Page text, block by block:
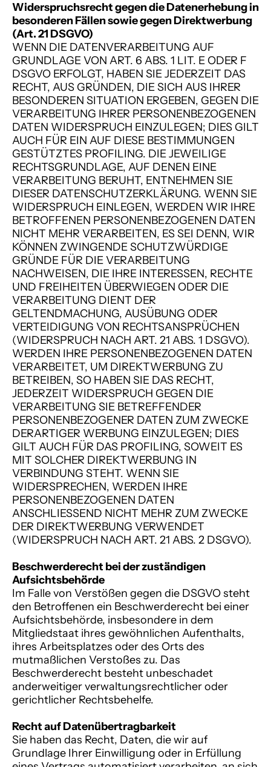
Widerspruchsrecht gegen die Datenerhebung in
besonderen Fällen sowie gegen Direktwerbung
(Art. 21 DSGVO)
WENN DIE DATENVERARBEITUNG AUF
GRUNDLAGE VON ART. 6 ABS. 1 LIT. E ODER F
DSGVO ERFOLGT, HABEN SIE JEDERZEIT DAS
RECHT, AUS GRÜNDEN, DIE SICH AUS IHRER
BESONDEREN SITUATION ERGEBEN, GEGEN DIE
VERARBEITUNG IHRER PERSONENBEZOGENEN
DATEN WIDERSPRUCH EINZULEGEN; DIES GILT
AUCH FÜR EIN AUF DIESE BESTIMMUNGEN
GESTÜTZTES PROFILING. DIE JEWEILIGE
RECHTSGRUNDLAGE, AUF DENEN EINE
VERARBEITUNG BERUHT, ENTNEHMEN SIE
DIESER DATENSCHUTZERKLÄRUNG. WENN SIE
WIDERSPRUCH EINLEGEN, WERDEN WIR IHRE
BETROFFENEN PERSONENBEZOGENEN DATEN
NICHT MEHR VERARBEITEN, ES SEI DENN, WIR
KÖNNEN ZWINGENDE SCHUTZWÜRDIGE
GRÜNDE FÜR DIE VERARBEITUNG
NACHWEISEN, DIE IHRE INTERESSEN, RECHTE
UND FREIHEITEN ÜBERWIEGEN ODER DIE
VERARBEITUNG DIENT DER
GELTENDMACHUNG, AUSÜBUNG ODER
VERTEIDIGUNG VON RECHTSANSPRÜCHEN
(WIDERSPRUCH NACH ART. 21 ABS. 1 DSGVO).
WERDEN IHRE PERSONENBEZOGENEN DATEN
VERARBEITET, UM DIREKTWERBUNG ZU
BETREIBEN, SO HABEN SIE DAS RECHT,
JEDERZEIT WIDERSPRUCH GEGEN DIE
VERARBEITUNG SIE BETREFFENDER
PERSONENBEZOGENER DATEN ZUM ZWECKE
DERARTIGER WERBUNG EINZULEGEN; DIES
GILT AUCH FÜR DAS PROFILING, SOWEIT ES
MIT SOLCHER DIREKTWERBUNG IN
VERBINDUNG STEHT. WENN SIE
WIDERSPRECHEN, WERDEN IHRE
PERSONENBEZOGENEN DATEN
ANSCHLIESSEND NICHT MEHR ZUM ZWECKE
DER DIREKTWERBUNG VERWENDET
(WIDERSPRUCH NACH ART. 21 ABS. 2 DSGVO).
Beschwerderecht bei der zuständigen
Aufsichtsbehörde
Im Falle von Verstößen gegen die DSGVO steht
den Betroffenen ein Beschwerderecht bei einer
Aufsichtsbehörde, insbesondere in dem
Mitgliedstaat ihres gewöhnlichen Aufenthalts,
ihres Arbeitsplatzes oder des Orts des
mutmaßlichen Verstoßes zu. Das
Beschwerderecht besteht unbeschadet
anderweitiger verwaltungsrechtlicher oder
gerichtlicher Rechtsbehelfe.
Recht auf Datenübertragbarkeit
Sie haben das Recht, Daten, die wir auf
Grundlage Ihrer Einwilligung oder in Erfüllung